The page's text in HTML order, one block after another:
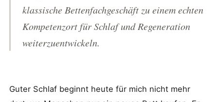
klassische Bettenfachgeschäft zu einem echten
Kompetenzort für Schlaf und Regeneration
weiterzuentwickeln.
Guter Schlaf beginnt heute für mich nicht mehr